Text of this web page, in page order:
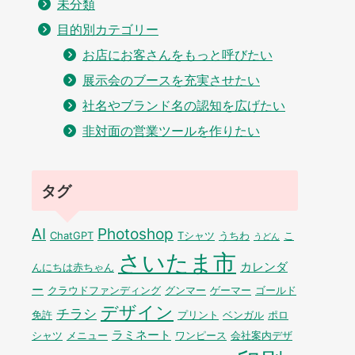
未分類
目的別カテゴリー
お店にお客さんをもっと呼びたい
展示会のブースを充実させたい
社名やブランド名の認知を広げたい
非対面の営業ツールを作りたい
タグ
AI ChatGPT Photoshop Tシャツ うちわ うどん こ
んにちは赤ちゃん さいたま市 カレンダ
ー クラウドファンディング グンマー ゲーマー ゴールド
免許 チラシ デザイン プリント ベンガル ポロ
シャツ メニュー ラミネート ワンピース 会社案内デザ